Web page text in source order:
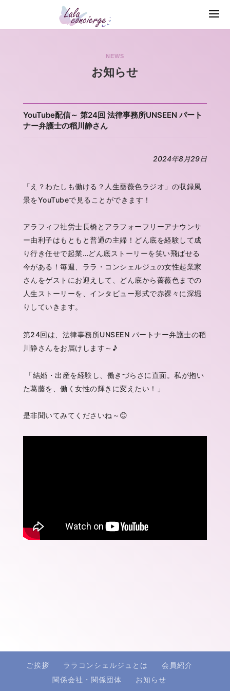
NEWS
お知らせ
YouTube配信～ 第24回 法律事務所UNSEEN パート
ナー弁護士の稻川静さん
2024年8月29日
「え？わたしも働ける？人生薔薇色ラジオ」の収録風
景をYouTubeで見ることができます！
アラフィフ社労士長橋とアラフォーフリーアナウンサ
ー由利子はもともと普通の主婦！どん底を経験して成
り行き任せで起業…どん底ストーリーを笑い飛ばせる
今がある！毎週、ララ・コンシェルジュの女性起業家
さんをゲストにお迎えして、どん底から薔薇色までの
人生ストーリーを、インタビュー形式で赤裸々に深堀
りしていきます。
第24回は、法律事務所UNSEEN パートナー弁護士の稻
川静さんをお届けします～♪
「結婚・出産を経験し、働きづらさに直面。私が抱い
た葛藤を、働く女性の輝きに変えたい！」
是非聞いてみてくださいね～😊
ご挨拶 ララコンシェルジュとは
会員紹介
関係会社・関係団体
お知らせ